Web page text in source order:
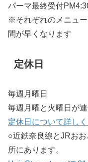
パーマ最終受付
※それぞれのメニュ
間が早くなります
定休日
毎週月曜日
毎週月曜と火曜日が
定休日について詳し
○近鉄奈良線とJRお
所にあります。